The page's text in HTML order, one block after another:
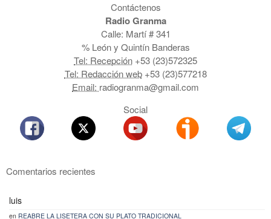
Contáctenos
Radio Granma
Calle: Martí # 341
% León y Quintín Banderas
Tel: Recepción +53 (23)572325
Tel: Redacción web+53 (23)577218
Email: radiogranma@gmail.com
Social
Comentarios recientes
luis
en REABRE LA LISETERA CON SU PLATO TRADICIONAL